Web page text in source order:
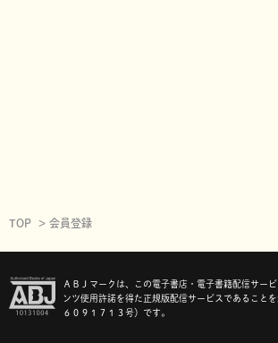
TOP 会員登録
ＡＢＪマークは、この電子書店・電子書籍配信サー
ンツ使用許諾を得た正規版配信サービスであること
６０９１７１３号）です。